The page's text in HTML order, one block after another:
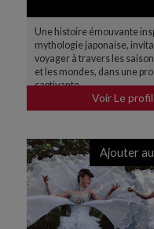
Une histoire émouvante
mythologie japonaise,
voyager à travers les
et les mondes, dans une
captivante.
Voir Le profil
Ajouter